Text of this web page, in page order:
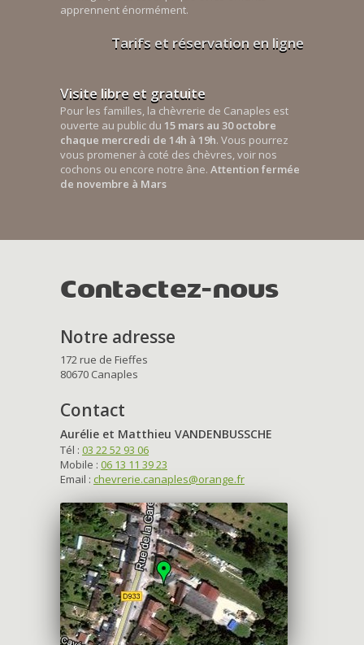
apprennent énormément.
Tarifs et réservation en ligne
Visite libre et gratuite
Pour les familles, la chèvrerie de Canaples est
ouverte au public du 15 mars au 30 octobre
chaque mercredi de 14h à 19h. Vous pourrez
vous promener à coté des chèvres, voir nos
cochons ou encore notre âne. Attention fermée
de novembre à Mars
Contactez-nous
Notre adresse
172 rue de Fieffes
80670 Canaples
Contact
Aurélie et Matthieu VANDENBUSSCHE
Tél : 03 22 52 93 06
Mobile : 06 13 11 39 23
Email : chevrerie.canaples@orange.fr